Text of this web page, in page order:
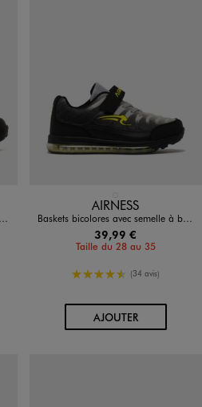
Disponible en 1 coloris
AIRNESS
Baskets bicolores avec semelle à bulle d’air garçon - Airness
39,99 €
Taille du 28 au 35
4.5/5 de moyenne
(34 avis)
AJOUTERAU PANIER